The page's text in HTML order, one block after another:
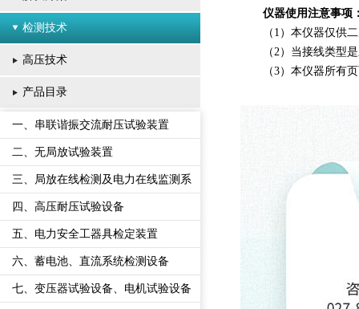
检测技术
高压技术
产品目录
一、串联谐振交流耐压试验装置
二、无局放试验装置
三、局放在线检测及电力在线监测系
四、高压耐压试验设备
五、电力安全工器具检定装置
六、蓄电池、直流系统检测设备
七、变压器试验设备、电机试验设备
仪器使用注意事项
（1）本仪器仅供
（2）当接线类型
（3）本仪器所有